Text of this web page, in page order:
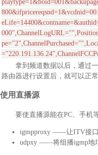
拿到频道数据以后，通过
路由器进行设置后，就可以正常
使用直播源
要使直播源能在PC、手机
igmpproxy ——让ITV接口
udpxy ——将组播igmp地